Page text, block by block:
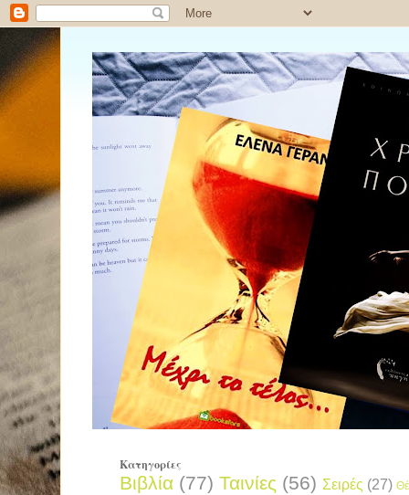
Κατηγορίες
Βιβλία (77) Ταινίες (56) Σειρές (27)